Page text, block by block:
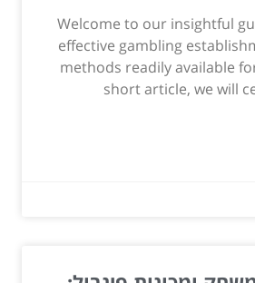
Welcome to our insightful
effective gambling
methods readily available
short article, we will